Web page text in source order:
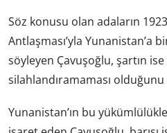
Söz konusu olan adaların
Antlaşması’yla Yunanistan’a
söyleyen Çavuşoğlu, şartın ise
silahlandıramaması olduğunu
Yunanistan’ın bu